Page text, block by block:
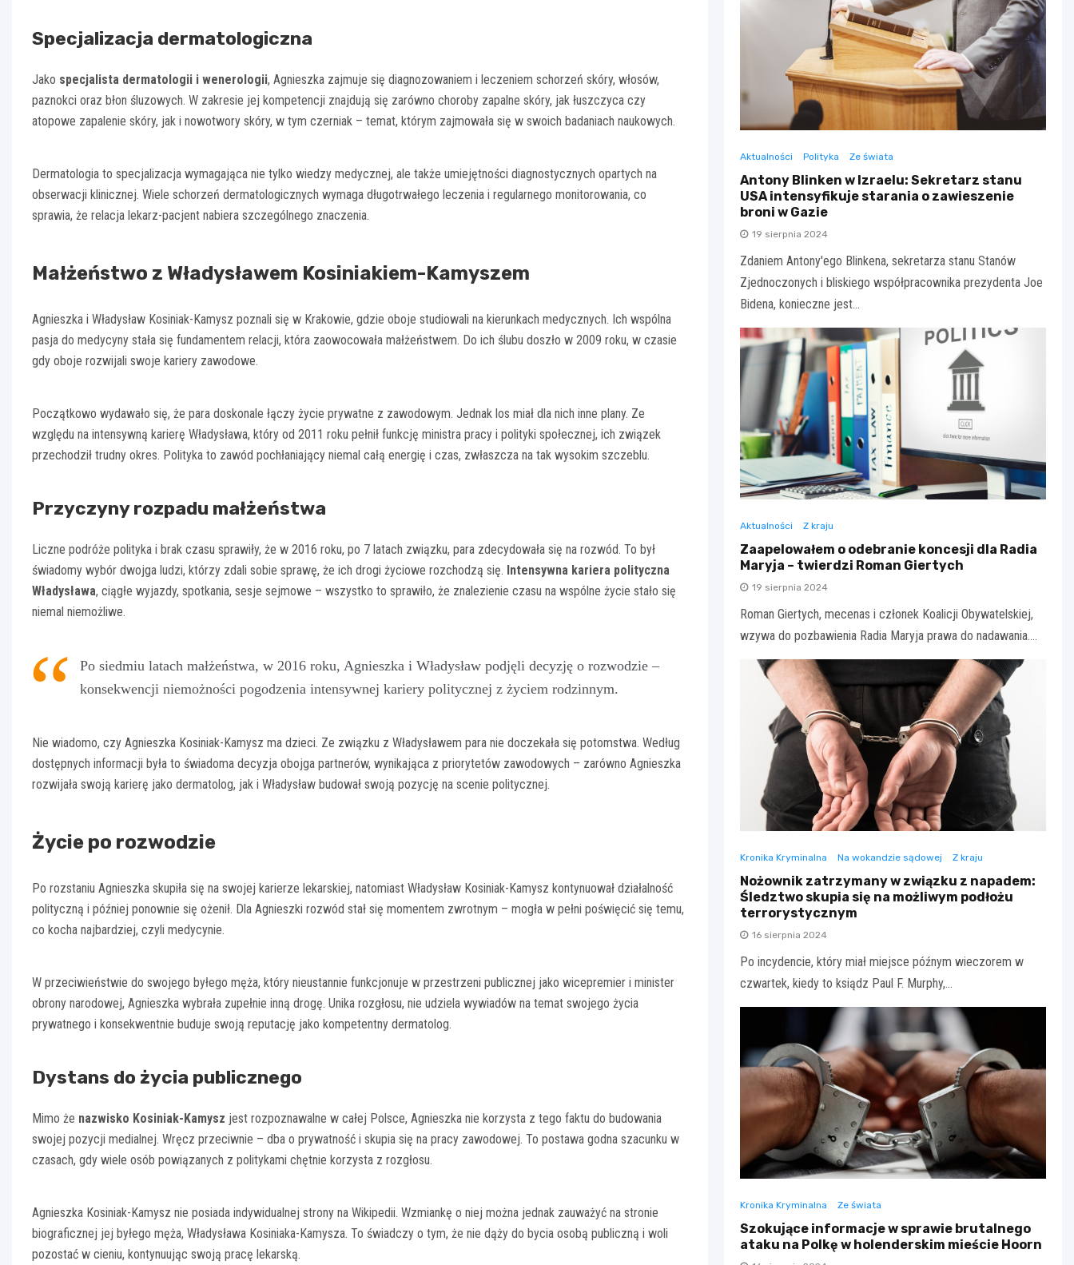
Specjalizacja dermatologiczna
Jako specjalista dermatologii i wenerologii, Agnieszka zajmuje się diagnozowaniem i leczeniem schorzeń skóry, włosów,
paznokci oraz błon śluzowych. W zakresie jej kompetencji znajdują się zarówno choroby zapalne skóry, jak łuszczyca czy
atopowe zapalenie skóry, jak i nowotwory skóry, w tym czerniak – temat, którym zajmowała się w swoich badaniach naukowych.
Dermatologia to specjalizacja wymagająca nie tylko wiedzy medycznej, ale także umiejętności diagnostycznych opartych na
obserwacji klinicznej. Wiele schorzeń dermatologicznych wymaga długotrwałego leczenia i regularnego monitorowania, co
sprawia, że relacja lekarz-pacjent nabiera szczególnego znaczenia.
Małżeństwo z Władysławem Kosiniakiem-Kamyszem
Agnieszka i Władysław Kosiniak-Kamysz poznali się w Krakowie, gdzie oboje studiowali na kierunkach medycznych. Ich wspólna
pasja do medycyny stała się fundamentem relacji, która zaowocowała małżeństwem. Do ich ślubu doszło w 2009 roku, w czasie
gdy oboje rozwijali swoje kariery zawodowe.
Początkowo wydawało się, że para doskonale łączy życie prywatne z zawodowym. Jednak los miał dla nich inne plany. Ze
względu na intensywną karierę Władysława, który od 2011 roku pełnił funkcję ministra pracy i polityki społecznej, ich związek
przechodził trudny okres. Polityka to zawód pochłaniający niemal całą energię i czas, zwłaszcza na tak wysokim szczeblu.
Przyczyny rozpadu małżeństwa
Liczne podróże polityka i brak czasu sprawiły, że w 2016 roku, po 7 latach związku, para zdecydowała się na rozwód. To był
świadomy wybór dwojga ludzi, którzy zdali sobie sprawę, że ich drogi życiowe rozchodzą się. Intensywna kariera polityczna
Władysława, ciągłe wyjazdy, spotkania, sesje sejmowe – wszystko to sprawiło, że znalezienie czasu na wspólne życie stało się
niemal niemożliwe.
Po siedmiu latach małżeństwa, w 2016 roku, Agnieszka i Władysław podjęli decyzję o rozwodzie –
konsekwencji niemożności pogodzenia intensywnej kariery politycznej z życiem rodzinnym.
Nie wiadomo, czy Agnieszka Kosiniak-Kamysz ma dzieci. Ze związku z Władysławem para nie doczekała się potomstwa. Według
dostępnych informacji była to świadoma decyzja obojga partnerów, wynikająca z priorytetów zawodowych – zarówno Agnieszka
rozwijała swoją karierę jako dermatolog, jak i Władysław budował swoją pozycję na scenie politycznej.
Życie po rozwodzie
Po rozstaniu Agnieszka skupiła się na swojej karierze lekarskiej, natomiast Władysław Kosiniak-Kamysz kontynuował działalność
polityczną i później ponownie się ożenił. Dla Agnieszki rozwód stał się momentem zwrotnym – mogła w pełni poświęcić się temu,
co kocha najbardziej, czyli medycynie.
W przeciwieństwie do swojego byłego męża, który nieustannie funkcjonuje w przestrzeni publicznej jako wicepremier i minister
obrony narodowej, Agnieszka wybrała zupełnie inną drogę. Unika rozgłosu, nie udziela wywiadów na temat swojego życia
prywatnego i konsekwentnie buduje swoją reputację jako kompetentny dermatolog.
Dystans do życia publicznego
Mimo że nazwisko Kosiniak-Kamysz jest rozpoznawalne w całej Polsce, Agnieszka nie korzysta z tego faktu do budowania
swojej pozycji medialnej. Wręcz przeciwnie – dba o prywatność i skupia się na pracy zawodowej. To postawa godna szacunku w
czasach, gdy wiele osób powiązanych z politykami chętnie korzysta z rozgłosu.
Agnieszka Kosiniak-Kamysz nie posiada indywidualnej strony na Wikipedii. Wzmiankę o niej można jednak zauważyć na stronie
biograficznej jej byłego męża, Władysława Kosiniaka-Kamysza. To świadczy o tym, że nie dąży do bycia osobą publiczną i woli
pozostać w cieniu, kontynuując swoją pracę lekarską.
Aktualności Polityka Ze świata
Antony Blinken w Izraelu: Sekretarz stanu
USA intensyfikuje starania o zawieszenie
broni w Gazie
19 sierpnia 2024
Zdaniem Antony'ego Blinkena, sekretarza stanu Stanów
Zjednoczonych i bliskiego współpracownika prezydenta Joe
Bidena, konieczne jest…
Aktualności Z kraju
Zaapelowałem o odebranie koncesji dla Radia
Maryja – twierdzi Roman Giertych
19 sierpnia 2024
Roman Giertych, mecenas i członek Koalicji Obywatelskiej,
wzywa do pozbawienia Radia Maryja prawa do nadawania.…
Kronika Kryminalna Na wokandzie sądowej Z kraju
Nożownik zatrzymany w związku z napadem:
Śledztwo skupia się na możliwym podłożu
terrorystycznym
16 sierpnia 2024
Po incydencie, który miał miejsce późnym wieczorem w
czwartek, kiedy to ksiądz Paul F. Murphy,…
Kronika Kryminalna Ze świata
Szokujące informacje w sprawie brutalnego
ataku na Polkę w holenderskim mieście Hoorn